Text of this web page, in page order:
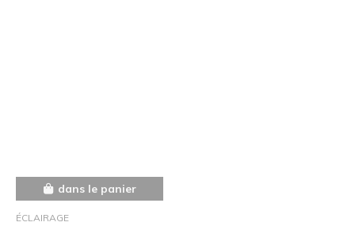
dans le panier
ÉCLAIRAGE